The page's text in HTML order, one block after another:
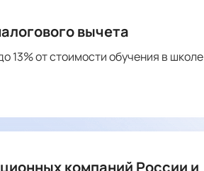
вычета
13% от стоимости обучения в школе
компаний России и